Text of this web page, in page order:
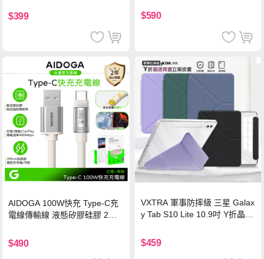
$399 $590
AIDOGA 100W快充 Type-C充
電線傳輸線 液態矽膠硅膠 2M
$490
VXTRA 軍事防摔級 三星 Galax
y Tab S10 Lite 10.9吋 Y折晶透
$459